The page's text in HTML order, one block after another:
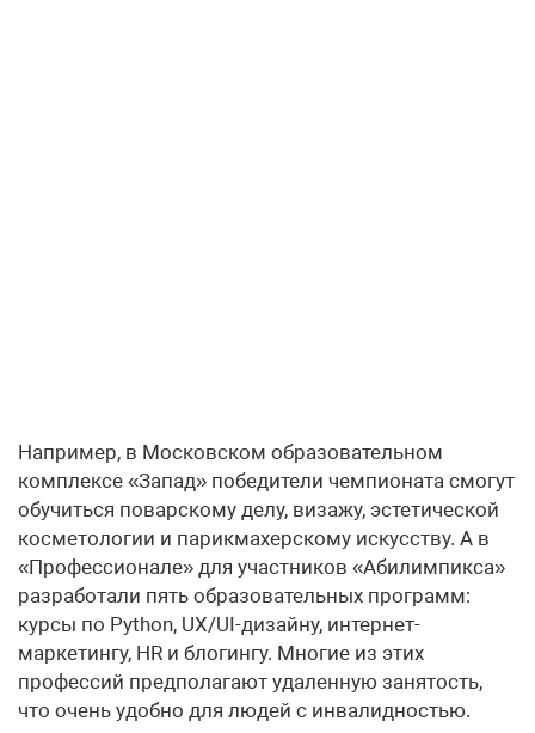
Например, в Московском образовательном
комплексе «Запад» победители чемпионата смогут
обучиться поварскому делу, визажу, эстетической
косметологии и парикмахерскому искусству. А в
«Профессионале» для участников «Абилимпикса»
разработали пять образовательных программ:
курсы по Python, UX/UI-дизайну, интернет-
маркетингу, HR и блогингу. Многие из этих
профессий предполагают удаленную занятость,
что очень удобно для людей с инвалидностью.